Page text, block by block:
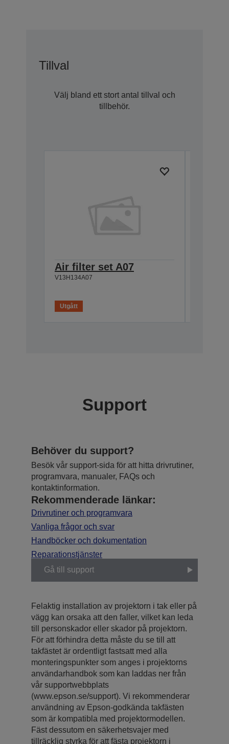
Tillval
Välj bland ett stort antal tillval och
tillbehör.
Air filter set A07
V13H134A07
Utgått
Support
Behöver du support?
Besök vår support-sida för att hitta drivrutiner,
programvara, manualer, FAQs och
kontaktinformation.
Rekommenderade länkar:
Drivrutiner och programvara
Vanliga frågor och svar
Handböcker och dokumentation
Reparationstjänster
Gå till support
Felaktig installation av projektorn i tak eller på
vägg kan orsaka att den faller, vilket kan leda
till personskador eller skador på projektorn.
För att förhindra detta måste du se till att
takfästet är ordentligt fastsatt med alla
monteringspunkter som anges i projektorns
användarhandbok som kan laddas ner från
vår supportwebbplats
(www.epson.se/support). Vi rekommenderar
användning av Epson-godkända takfästen
som är kompatibla med projektormodellen.
Fäst dessutom en säkerhetsvajer med
tillräcklig styrka för att fästa projektorn i